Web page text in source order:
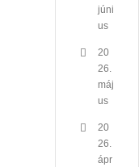
júni
us
20
26.
máj
us
20
26.
ápr